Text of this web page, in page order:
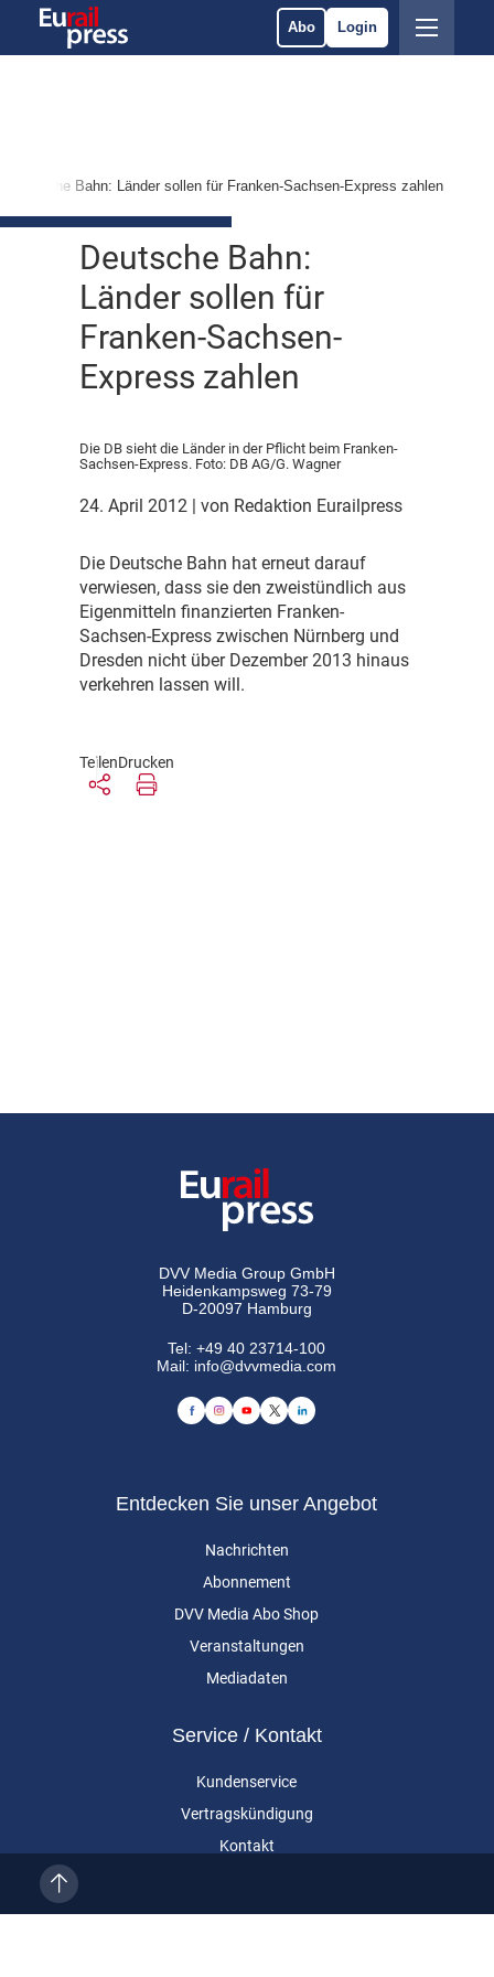
Abo Login
Deutsche Bahn: Länder sollen für Franken-Sachsen-Express zahlen
Deutsche Bahn:
Länder sollen für
Franken-Sachsen-
Express zahlen
Die DB sieht die Länder in der Pflicht beim Franken-
Sachsen-Express. Foto: DB AG/G. Wagner
24. April 2012 | von Redaktion Eurailpress
Die Deutsche Bahn hat erneut darauf
verwiesen, dass sie den zweistündlich aus
Eigenmitteln finanzierten Franken-
Sachsen-Express zwischen Nürnberg und
Dresden nicht über Dezember 2013 hinaus
verkehren lassen will.
TeilenDrucken
DVV Media Group GmbH
Heidenkampsweg 73-79
D-20097 Hamburg
Tel:+49 40 23714-100
Mail: info@dvvmedia.com
Entdecken Sie unser Angebot
Nachrichten
Abonnement
DVV Media Abo Shop
Veranstaltungen
Mediadaten
Service / Kontakt
Kundenservice
Vertragskündigung
Kontakt